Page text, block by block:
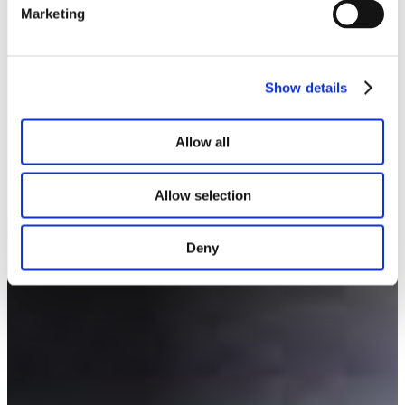
Marketing
Show details
Allow all
Allow selection
Deny